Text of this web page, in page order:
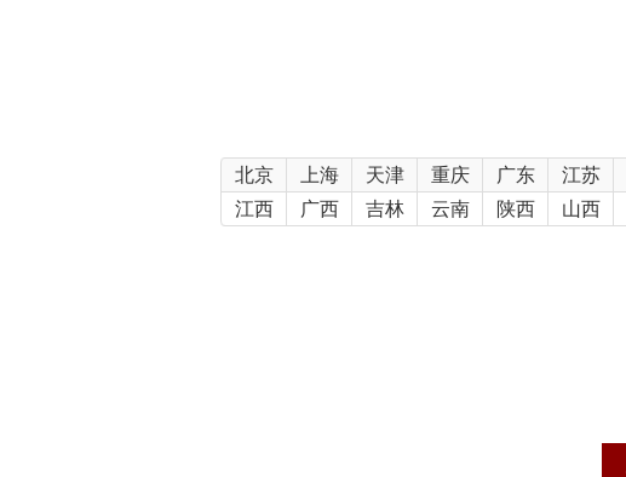
北京 上海 天津 重庆 广东 江苏
江西
广西 吉林 云南 陕西 山西